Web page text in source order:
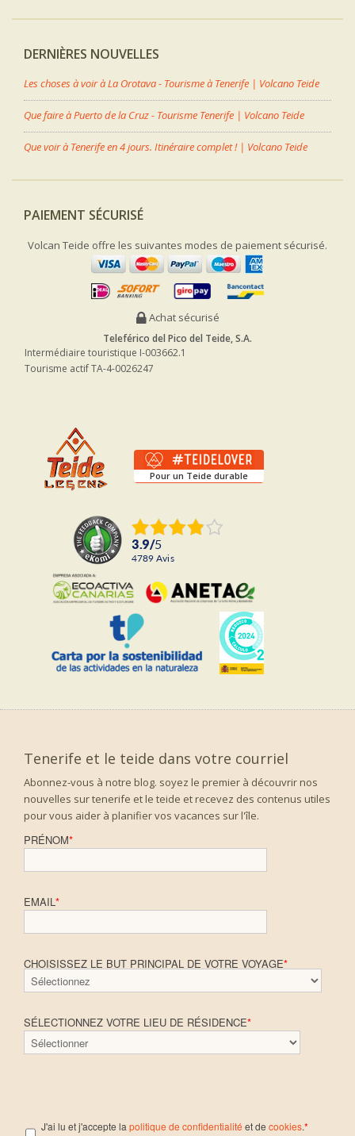
DERNIÈRES NOUVELLES
Les choses à voir à La Orotava - Tourisme à Tenerife | Volcano Teide
Que faire à Puerto de la Cruz - Tourisme Tenerife | Volcano Teide
Que voir à Tenerife en 4 jours. Itinéraire complet ! | Volcano Teide
PAIEMENT SÉCURISÉ
Volcan Teide offre les suivantes modes de paiement sécurisé.
Achat sécurisé
Teleférico del Pico del Teide, S.A.
Intermédiaire touristique I-003662.1
Tourisme actif TA-4-0026247
Pour un Teide durable
3.9/5
4789 avis
Tenerife et le teide dans votre courriel
Abonnez-vous à notre blog. soyez le premier à découvrir nos
nouvelles sur tenerife et le teide et recevez des contenus utiles
pour vous aider à planifier vos vacances sur l'île.
PRÉNOM*
EMAIL*
CHOISISSEZ LE BUT PRINCIPAL DE VOTRE VOYAGE*
SÉLECTIONNEZ VOTRE LIEU DE RÉSIDENCE*
J'ai lu et j'accepte la politique de confidentialité et de cookies.*